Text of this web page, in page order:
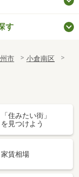
す
市
小倉南区
「住みたい街」
を見つけよう
家賃相場